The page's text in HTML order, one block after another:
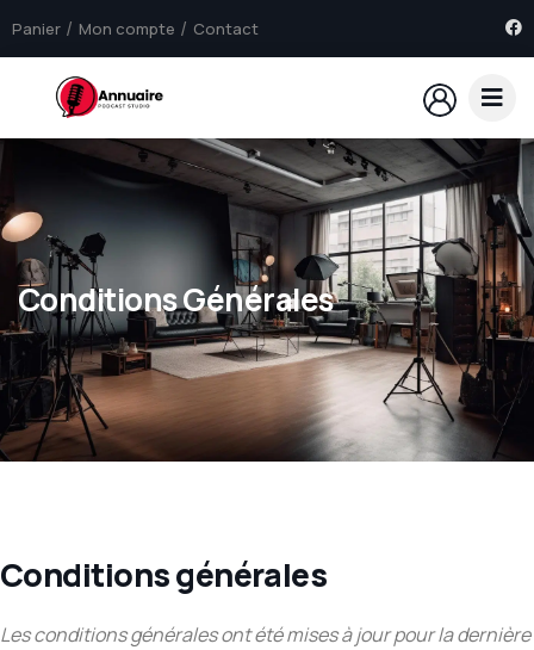
Panier Mon compte Contact
Conditions Générales
Conditions générales
Les conditions générales ont été mises à jour pour la dernière